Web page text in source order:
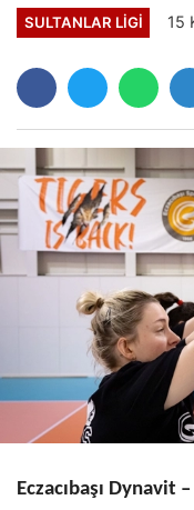
SULTANLAR LIGI 15
Eczacıbaşı Dynavit